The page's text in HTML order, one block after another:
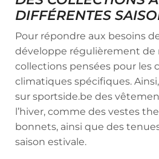
DIFFÉRENTES
Pour répondre aux besoins
développe régulièrement de
collections pensées pour les
climatiques spécifiques.
sur sportside.be des
l’hiver, comme des vestes
bonnets, ainsi que des
saison estivale.